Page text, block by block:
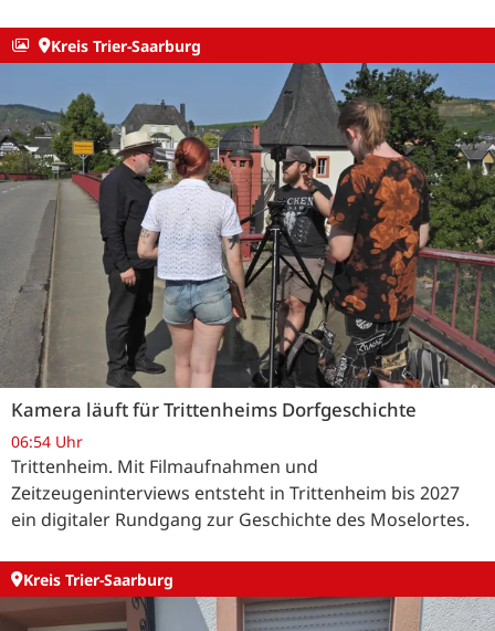
Kreis Trier-Saarburg
Kamera läuft für Trittenheims Dorfgeschichte
06:54 Uhr
Trittenheim. Mit Filmaufnahmen und
Zeitzeugeninterviews entsteht in Trittenheim bis 2027
ein digitaler Rundgang zur Geschichte des Moselortes.
Kreis Trier-Saarburg